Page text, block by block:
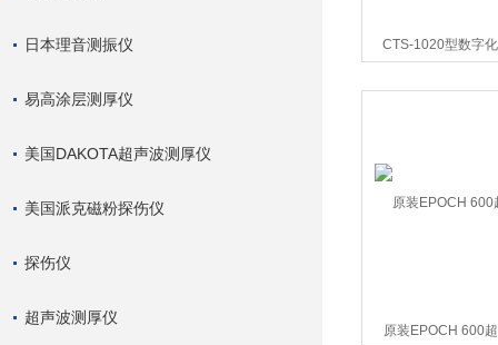
日本理音测振仪
易高涂层测厚仪
美国DAKOTA超声波测厚仪
美国派克磁粉探伤仪
探伤仪
超声波测厚仪
CTS-1020型数字
原装EPOCH 600